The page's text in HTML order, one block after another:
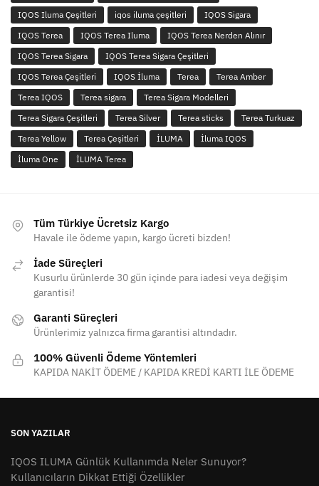
IQOS Iluma Çeşitleri
iqos iluma çeşitleri
IQOS Sigara
IQOS Terea
IQOS Terea Iluma
IQOS Terea Nerden Alınır
IQOS Terea Sigara
IQOS Terea Sigara Çeşitleri
IQOS Terea Çeşitleri
IQOS İluma Terea
Terea Amber
Terea IQOS
Terea sigara
Terea Sigara Modelleri
Terea Sigara Çeşitleri
Terea Silver Terea sticks
Terea Turkuaz
Terea Yellow
Terea Çeşitleri İLUMA
İluma IQOS
İluma One
İLUMA Terea
Tüm Türkiye Ücretsiz Kargo
Havale ile ödeme yapın, kargo ücreti bizden!
İade Süreçleri
Kusurlu ürünlerde 30 gün içinde para iadesi veya değişim
garantisi!
Garanti Süreçleri
Ürünlerimiz yalnızca firma garantisi altındadır.
100% Güvenli Ödeme Yöntemleri
KAPIDA NAKİT ÖDEME / KAPIDA KREDİ KARTI İLE ÖDEME
SON YAZILAR
IQOS ILUMA Günlük Kullanımda Neler Sunuyor?
Kullanıcıların Dikkat Ettiği Özellikler